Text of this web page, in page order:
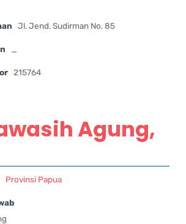
Jl. Jend. Sudirman No. 85
215764
Agung,
Provinsi Papua